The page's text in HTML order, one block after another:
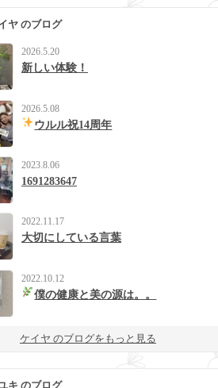
ヤ のブログ
2026.5.20
新しい体験！
2026.5.08
ウルル祝14周年
2023.8.06
1691283647
2022.11.17
大切にしている言葉
2022.10.12
僕の健康と美の源は。。
ケイヤ のブログをもっと見る
キ のブログ